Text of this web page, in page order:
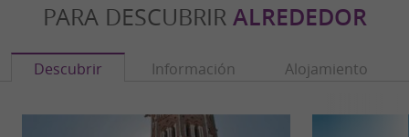
PARA DESCUBRIR ALREDEDOR
Descubrir Información Alojamiento